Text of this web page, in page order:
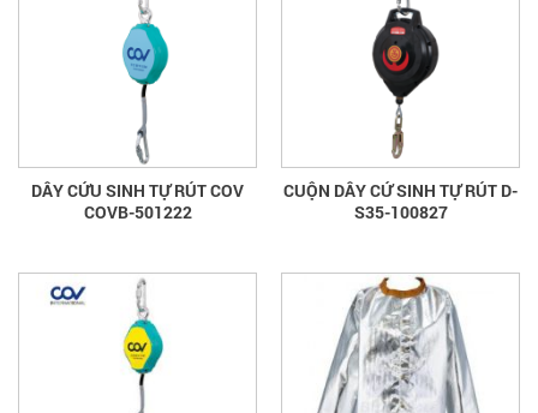
DÂY CỨU SINH TỰ RÚT COV
COVB-501222
CUỘN DÂY CỨ SINH TỰ RÚT D-
S35-100827